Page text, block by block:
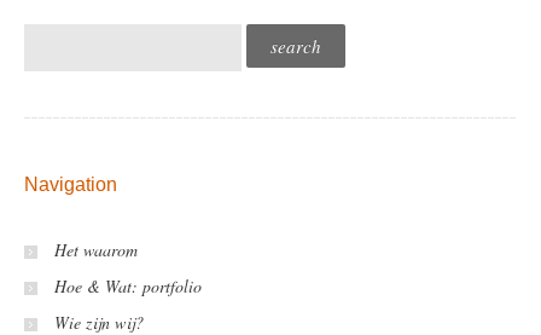
Navigation
Het waarom
Hoe & Wat: portfolio
Wie zijn wij?